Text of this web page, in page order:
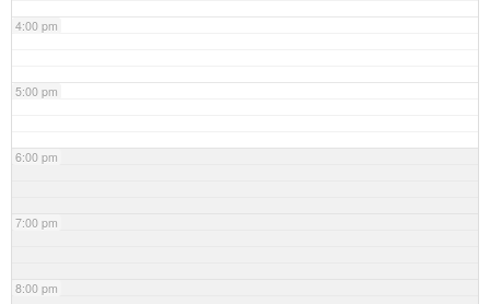
4:00 pm
5:00 pm
6:00 pm
7:00 pm
8:00 pm